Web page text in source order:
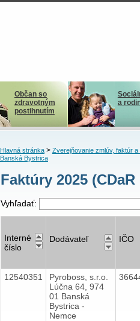
Občan so
zdravotným
postihnutím
a
Hlavná stránka> Zverejňovanie zmlúv, faktúr a
Banská Bystrica
Faktúry 2025
Vyhľadať:
Interné
číslo
Dodávateľ IČO
12540351
Pyroboss, s.r.o.
Lúčna 64, 974
01 Banská
Bystrica -
Nemce